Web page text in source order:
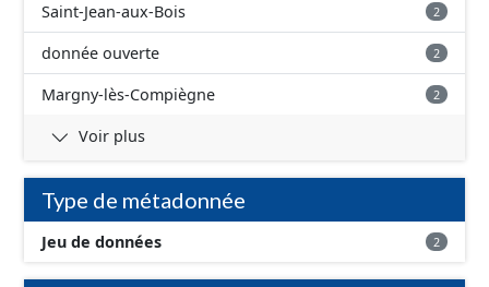
Saint-Jean-aux-Bois 2
donnée ouverte 2
Margny-lès-Compiègne 2
Voir plus
Type de métadonnée
Jeu de données 2